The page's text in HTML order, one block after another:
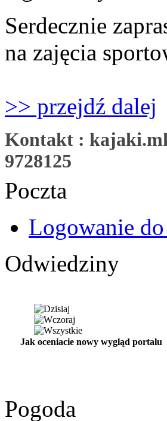
Serdecznie
na zajęcia
>> przejdź dalej
Kontakt :
9728125
Poczta
Logowanie
Odwiedziny
Jak oceniacie nowy wygląd portalu
Pogoda